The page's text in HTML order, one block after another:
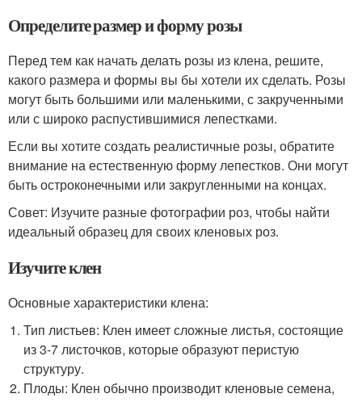
Определите размер и форму розы
Перед тем как начать делать розы из клена, решите,
какого размера и формы вы бы хотели их сделать. Розы
могут быть большими или маленькими, с закрученными
или с широко распустившимися лепестками.
Если вы хотите создать реалистичные розы, обратите
внимание на естественную форму лепестков. Они могут
быть остроконечными или закругленными на концах.
Совет: Изучите разные фотографии роз, чтобы найти
идеальный образец для своих кленовых роз.
Изучите клен
Основные характеристики клена:
Тип листьев: Клен имеет сложные листья, состоящие
из 3-7 листочков, которые образуют перистую
структуру.
Плоды: Клен обычно производит кленовые семена,